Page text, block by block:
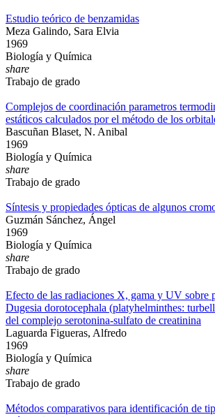
Estudio teórico de benzamidas
Meza Galindo, Sara Elvia
1969
Biología y Química
share
Trabajo de grado
Complejos de coordinación parametros
estáticos calculados por el método de los
Bascuñan Blaset, N. Anibal
1969
Biología y Química
share
Trabajo de grado
Síntesis y propiedades ópticas de algunos
Guzmán Sánchez, Ángel
1969
Biología y Química
share
Trabajo de grado
Efecto de las radiaciones X, gama y UV sobre
Dugesia dorotocephala (platyhelminthes:
del complejo serotonina-sulfato de creatinina
Laguarda Figueras, Alfredo
1969
Biología y Química
share
Trabajo de grado
Métodos comparativos para identificación de